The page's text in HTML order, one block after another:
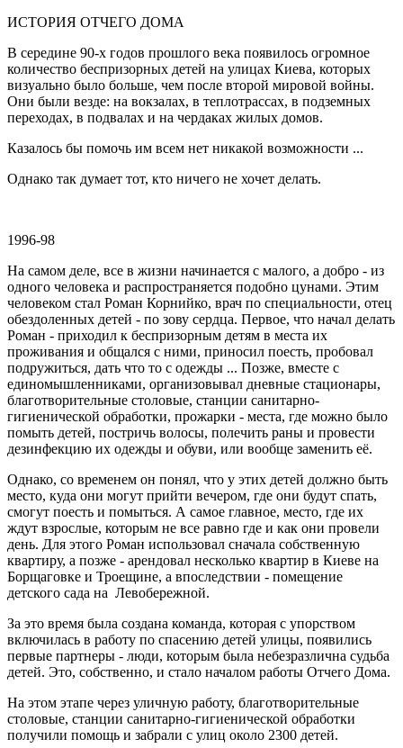
ИСТОРИЯ ОТЧЕГО ДОМА
В середине 90-х годов прошлого века появилось огромное
количество беспризорных детей на улицах Киева, которых
визуально было больше, чем после второй мировой войны.
Они были везде: на вокзалах, в теплотрассах, в подземных
переходах, в подвалах и на чердаках жилых домов.
Казалось бы помочь им всем нет никакой возможности ...
Однако так думает тот, кто ничего не хочет делать.
1996-98
На самом деле, все в жизни начинается с малого, а добро - из
одного человека и распространяется подобно цунами. Этим
человеком стал Роман Корнийко, врач по специальности, отец
обездоленных детей - по зову сердца. Первое, что начал делать
Роман - приходил к беспризорным детям в места их
проживания и общался с ними, приносил поесть, пробовал
подружиться, дать что то с одежды ... Позже, вместе с
единомышленниками, организовывал дневные стационары,
благотворительные столовые, станции санитарно-
гигиенической обработки, прожарки - места, где можно было
помыть детей, постричь волосы, полечить раны и провести
дезинфекцию их одежды и обуви, или вообще заменить её.
Однако, со временем он понял, что у этих детей должно быть
место, куда они могут прийти вечером, где они будут спать,
смогут поесть и помыться. А самое главное, место, где их
ждут взрослые, которым не все равно где и как они провели
день. Для этого Роман использовал сначала собственную
квартиру, а позже - арендовал несколько квартир в Киеве на
Борщаговке и Троещине, а впоследствии - помещение
детского сада на Левобережной.
За это время была создана команда, которая с упорством
включилась в работу по спасению детей улицы, появились
первые партнеры - люди, которым была небезразлична судьба
детей. Это, собственно, и стало началом работы Отчего Дома.
На этом этапе через уличную работу, благотворительные
столовые, станции санитарно-гигиенической обработки
получили помощь и забрали с улиц около 2300 детей.